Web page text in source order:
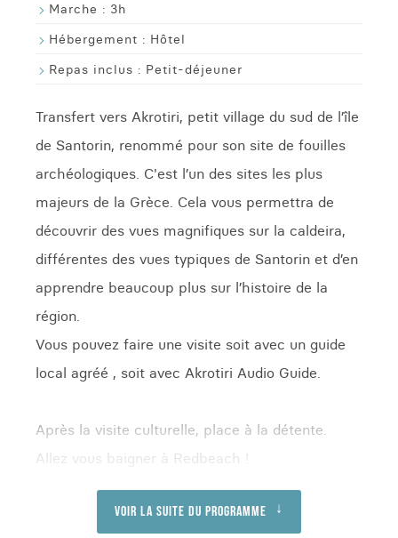
Marche : 3h
Hébergement : Hôtel
Repas inclus : Petit-déjeuner
Transfert vers Akrotiri, petit village du sud de l’île
de Santorin, renommé pour son site de fouilles
archéologiques. C'est l’un des sites les plus
majeurs de la Grèce. Cela vous permettra de
découvrir des vues magnifiques sur la caldeira,
différentes des vues typiques de Santorin et d’en
apprendre beaucoup plus sur l’histoire de la
région.
Vous pouvez faire une visite soit avec un guide
local agréé , soit avec Akrotiri Audio Guide.
Après la visite culturelle, place à la détente.
Allez vous baigner à Redbeach !
Voir la suite du programme